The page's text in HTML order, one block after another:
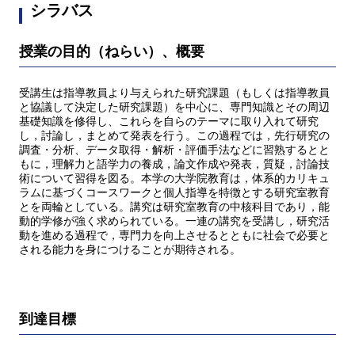
シラバス
授業の目的（ねらい）、概要
受講生は指導教員より与えられた研究課題（もしくは指導教員
と協議して決定した研究課題）を中心に、専門知識とその周辺
基礎知識を修得し、これらを自らのテーマに取り入れて研究
し，討論し，まとめて発表を行う。この過程では，先行研究の
調査・分析、データ取得・解析・評価手法などに習熟するとと
もに，理解力と語学力の養成，論文作成や発表，質疑，討論技
術について習得を図る。本学の大学院教育は，体系的カリキュ
ラムに基づくコースワークと個人指導を特徴とする研究室教育
とを両輪としている。講究は研究室教育の中核科目であり，能
動的学修が強く求められている。一連の講究を受講し，研究活
動を進める過程で，専門力を向上させるとともに社会で必要と
される能力を身につけることが期待される。
到達目標